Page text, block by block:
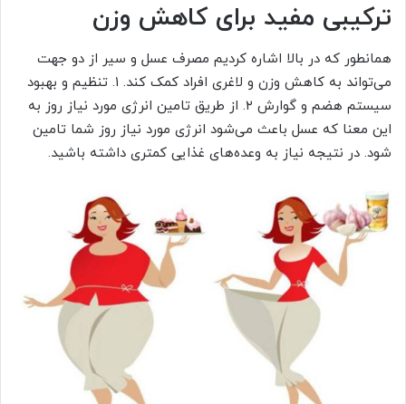
ترکیبی مفید برای کاهش وزن
همانطور که در بالا اشاره کردیم مصرف عسل و سیر از دو جهت
می‌تواند به کاهش وزن و لاغری افراد کمک کند. ۱. تنظیم و بهبود
سیستم هضم و گوارش ۲. از طریق تامین انرژی مورد نیاز روز به
این معنا که عسل باعث می‌شود انرژی مورد نیاز روز شما تامین
شود. در نتیجه نیاز به وعده‌های غذایی کمتری داشته باشید.